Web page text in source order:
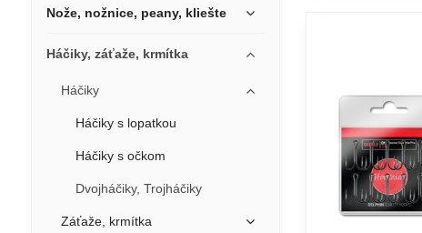
Nože, nožnice, peany, kliešte
Háčiky, záťaže, krmítka
Háčiky
Háčiky s lopatkou
Háčiky s očkom
Dvojháčiky, Trojháčiky
Záťaže, krmítka